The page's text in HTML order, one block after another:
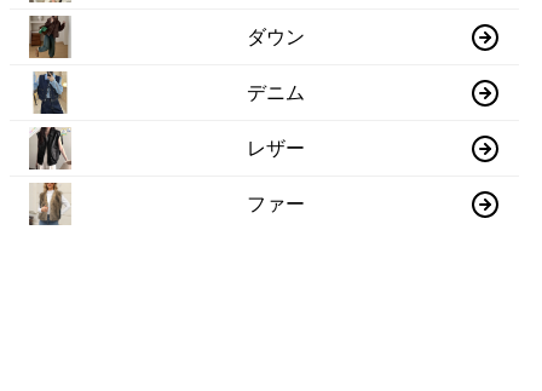
ダウン
デニム
レザー
ファー